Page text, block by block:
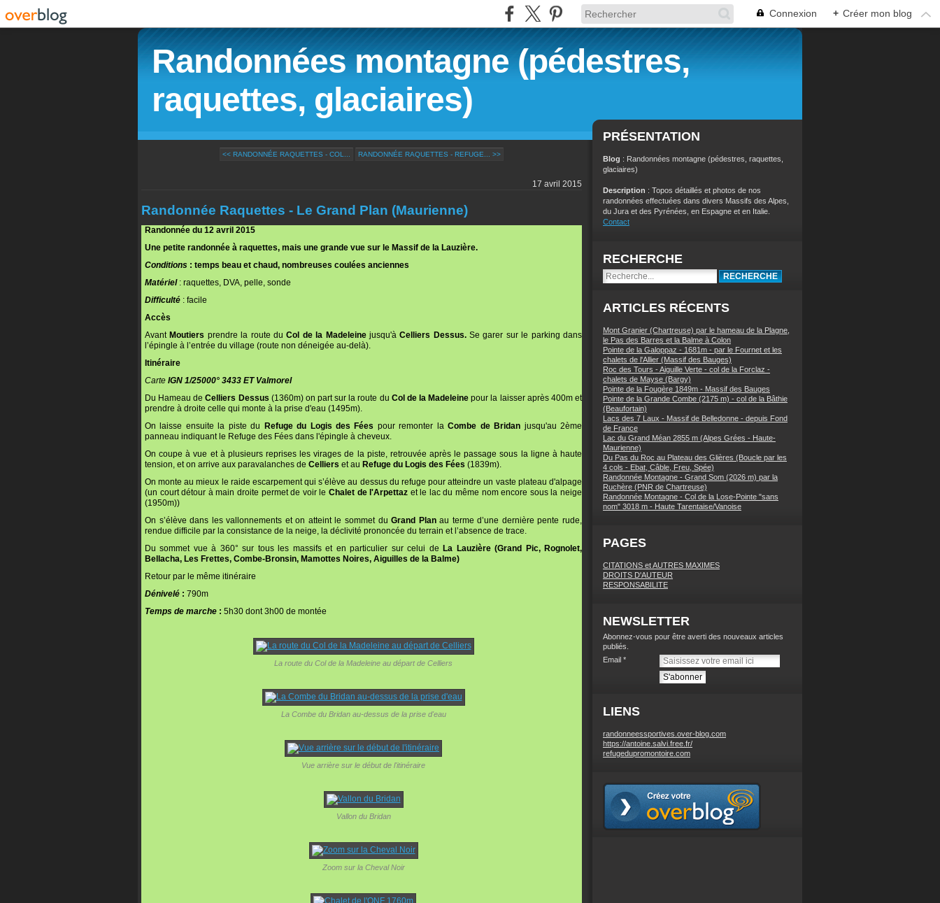
Connexion + Créer mon blog
Randonnées montagne (pédestres,
raquettes, glaciaires)
<< RANDONNÉE RAQUETTES - COL... RANDONNÉE RAQUETTES - REFUGE... >>
17 avril 2015
Randonnée Raquettes - Le Grand Plan (Maurienne)
Randonnée du 12 avril 2015
Une petite randonnée à raquettes, mais une grande vue sur le Massif de la Lauzière.
Conditions : temps beau et chaud, nombreuses coulées anciennes
Matériel : raquettes, DVA, pelle, sonde
Difficulté : facile
Accès
Avant Moutiers prendre la route du Col de la Madeleinejusqu'àCelliers Dessus.Se garer sur le parking dans
l’épingle à l’entrée du village (route non déneigée au-delà).
Itinéraire
Carte IGN 1/25000° 3433 ET Valmorel
Du Hameau deCelliers Dessus (1360m) on part sur la route du Col de la Madeleinepour la laisser après 400m et
prendre à droite celle qui monte à la prise d'eau (1495m).
On laisse ensuite la piste du
Refuge du Logis des Fées pour remonter laCombe de Bridan jusqu'au 2ème
panneau indiquant le Refuge des Fées dans l'épingle à cheveux.
On coupe à vue et à plusieurs reprises les virages de la piste, retrouvée après le passage sous la ligne à haute
tension, et on arrive aux paravalanches de Celliers et au Refuge du Logis des Fées (1839m).
On monte au mieux le raide escarpement qui s’élève au dessus du refuge pour atteindre un vaste plateau d'alpage
(un court détour à main droite permet de voir le Chalet de l'Arpettaz et le lac du même nom encore sous la neige
(1950m))
On s’élève dans les vallonnements et on atteint le sommet duGrand Planau terme d’une dernière pente rude,
rendue difficile par la consistance de la neige, la déclivité prononcée du terrain et l’absence de trace.
Du sommet vue à 360° sur tous les massifs et en particulier sur celui de La Lauzière (Grand Pic, Rognolet,
Bellacha, Les Frettes, Combe-Bronsin, Mamottes Noires, Aiguilles de la Balme)
Retour par le même itinéraire
Dénivelé : 790m
Temps de marche : 5h30 dont 3h00 de montée
La route du Col de la Madeleine au départ de Celliers
La Combe du Bridan au-dessus de la prise d'eau
Vue arrière sur le début de l'itinéraire
Vallon du Bridan
Zoom sur la Cheval Noir
PRÉSENTATION
Blog : Randonnées montagne (pédestres, raquettes,
glaciaires)
Description : Topos détaillés et photos de nos
randonnées effectuées dans divers Massifs des Alpes,
du Jura et des Pyrénées, en Espagne et en Italie.
Contact
RECHERCHE
ARTICLES RÉCENTS
Mont Granier (Chartreuse) par le hameau de la Plagne,
le Pas des Barres et la Balme à Colon
Pointe de la Galoppaz - 1681m - par le Fournet et les
chalets de l'Allier (Massif des Bauges)
Roc des Tours - Aiguille Verte - col de la Forclaz -
chalets de Mayse (Bargy)
Pointe de la Fougère 1849m - Massif des Bauges
Pointe de la Grande Combe (2175 m) - col de la Bâthie
(Beaufortain)
Lacs des 7 Laux - Massif de Belledonne - depuis Fond
de France
Lac du Grand Méan 2855 m (Alpes Grées - Haute-
Maurienne)
Du Pas du Roc au Plateau des Glières (Boucle par les
4 cols - Ebat, Câble, Freu, Spée)
Randonnée Montagne - Grand Som (2026 m) par la
Ruchère (PNR de Chartreuse)
Randonnée Montagne - Col de la Lose-Pointe "sans
nom" 3018 m - Haute Tarentaise/Vanoise
PAGES
CITATIONS et AUTRES MAXIMES
DROITS D'AUTEUR
RESPONSABILITE
NEWSLETTER
Abonnez-vous pour être averti des nouveaux articles
publiés.
Email
LIENS
randonneessportives.over-blog.com
https://antoine.salvi.free.fr/
refugedupromontoire.com